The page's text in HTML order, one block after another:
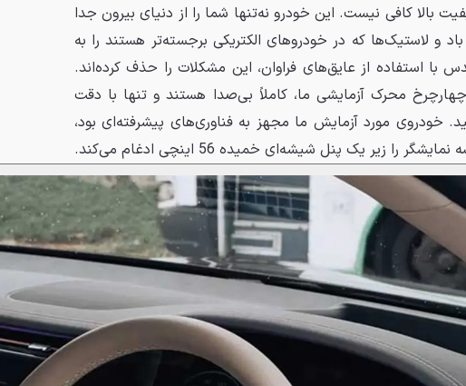
بالا کافی نیست. این خودرو نه‌تنها شما را از دنیای بیرون جدا
و لاستیک‌ها که در خودروهای الکتریکی برجسته‌تر هستند را به
استفاده از عایق‌های فراوان، این مشکلات را حذف کرده‌اند.
محرک آزمایشی ما، کاملاً بی‌صدا هستند و تنها با دقت
خودروی مورد آزمایش ما مجهز به فناوری‌های پیشرفته‌ای بود،
را زیر یک پنل شیشه‌ای خمیده 56 اینچی ادغام می‌کند.